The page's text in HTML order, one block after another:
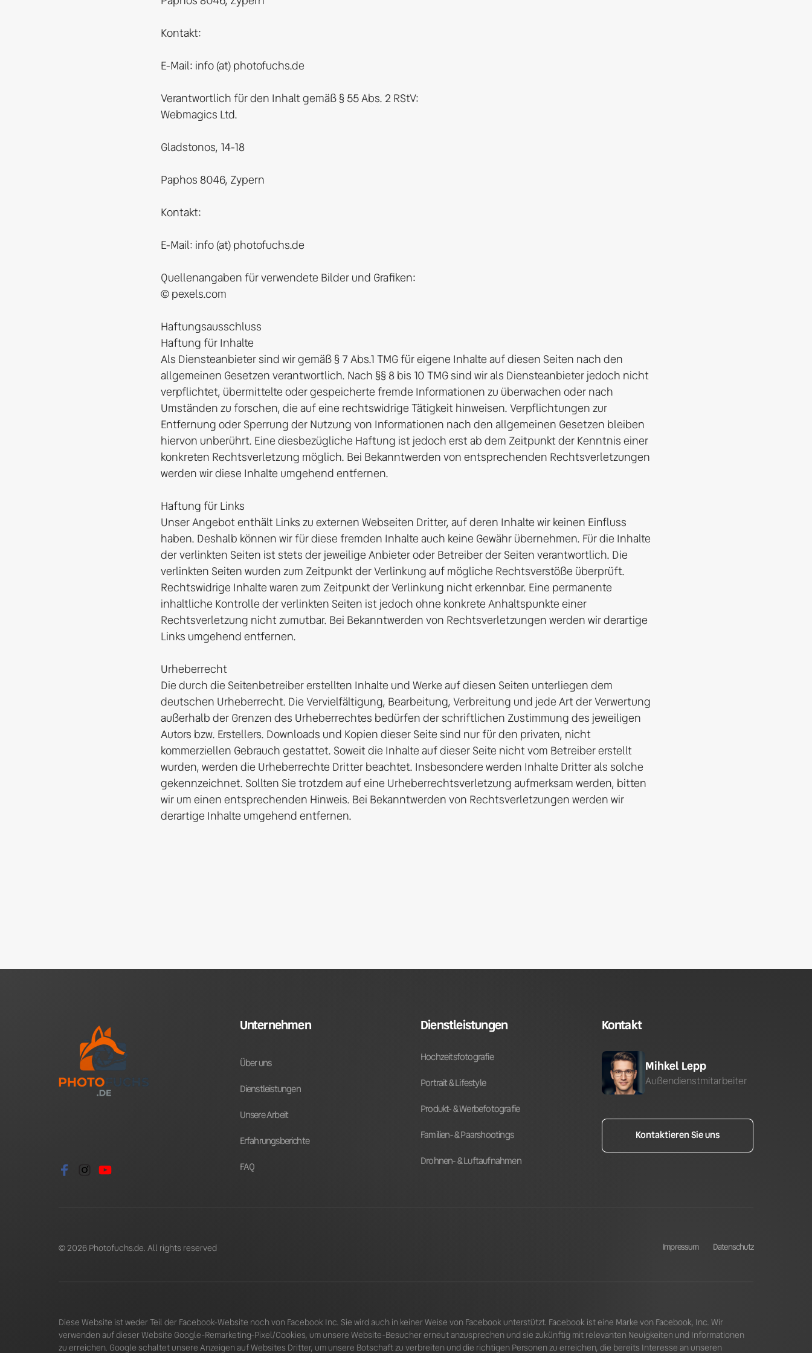
Kontakt:
E-Mail: info (at) photofuchs.de
Verantwortlich für den Inhalt gemäß § 55 Abs. 2 RStV:
Webmagics Ltd.
Gladstonos, 14-18
Paphos 8046, Zypern
Kontakt:
E-Mail: info (at) photofuchs.de
Quellenangaben für verwendete Bilder und Grafiken:
© pexels.com
Haftungsausschluss
Haftung für Inhalte
Als Diensteanbieter sind wir gemäß § 7 Abs.1 TMG für eigene Inhalte auf diesen Seiten nach den
allgemeinen Gesetzen verantwortlich. Nach §§ 8 bis 10 TMG sind wir als Diensteanbieter jedoch nicht
verpflichtet, übermittelte oder gespeicherte fremde Informationen zu überwachen oder nach
Umständen zu forschen, die auf eine rechtswidrige Tätigkeit hinweisen. Verpflichtungen zur
Entfernung oder Sperrung der Nutzung von Informationen nach den allgemeinen Gesetzen bleiben
hiervon unberührt. Eine diesbezügliche Haftung ist jedoch erst ab dem Zeitpunkt der Kenntnis einer
konkreten Rechtsverletzung möglich. Bei Bekanntwerden von entsprechenden Rechtsverletzungen
werden wir diese Inhalte umgehend entfernen.
Haftung für Links
Unser Angebot enthält Links zu externen Webseiten Dritter, auf deren Inhalte wir keinen Einfluss
haben. Deshalb können wir für diese fremden Inhalte auch keine Gewähr übernehmen. Für die Inhalte
der verlinkten Seiten ist stets der jeweilige Anbieter oder Betreiber der Seiten verantwortlich. Die
verlinkten Seiten wurden zum Zeitpunkt der Verlinkung auf mögliche Rechtsverstöße überprüft.
Rechtswidrige Inhalte waren zum Zeitpunkt der Verlinkung nicht erkennbar. Eine permanente
inhaltliche Kontrolle der verlinkten Seiten ist jedoch ohne konkrete Anhaltspunkte einer
Rechtsverletzung nicht zumutbar. Bei Bekanntwerden von Rechtsverletzungen werden wir derartige
Links umgehend entfernen.
Urheberrecht
Die durch die Seitenbetreiber erstellten Inhalte und Werke auf diesen Seiten unterliegen dem
deutschen Urheberrecht. Die Vervielfältigung, Bearbeitung, Verbreitung und jede Art der Verwertung
außerhalb der Grenzen des Urheberrechtes bedürfen der schriftlichen Zustimmung des jeweiligen
Autors bzw. Erstellers. Downloads und Kopien dieser Seite sind nur für den privaten, nicht
kommerziellen Gebrauch gestattet. Soweit die Inhalte auf dieser Seite nicht vom Betreiber erstellt
wurden, werden die Urheberrechte Dritter beachtet. Insbesondere werden Inhalte Dritter als solche
gekennzeichnet. Sollten Sie trotzdem auf eine Urheberrechtsverletzung aufmerksam werden, bitten
wir um einen entsprechenden Hinweis. Bei Bekanntwerden von Rechtsverletzungen werden wir
derartige Inhalte umgehend entfernen.
Unternehmen
Über uns
Dienstleistungen
Unsere Arbeit
Erfahrungsberichte
FAQ
Dienstleistungen
Hochzeitsfotografie
Portrait & Lifestyle
Produkt- & Werbefotografie
Familien- & Paarshootings
Drohnen- & Luftaufnahmen
Kontakt
Mihkel Lepp
Außendienstmitarbeiter
Kontaktieren Sie uns
© 2026 Photofuchs.de. All rights reserved Impressum Datenschutz
Diese Website ist weder Teil der Facebook-Website noch von Facebook Inc. Sie wird auch in keiner Weise von Facebook unterstützt. Facebook ist eine Marke von Facebook, Inc. Wir
verwenden auf dieser Website Google-Remarketing-Pixel/Cookies, um unsere Website-Besucher erneut anzusprechen und sie zukünftig mit relevanten Neuigkeiten und Informationen
zu erreichen. Google schaltet unsere Anzeigen auf Websites Dritter, um unsere Botschaft zu verbreiten und die richtigen Personen zu erreichen, die bereits Interesse an unseren